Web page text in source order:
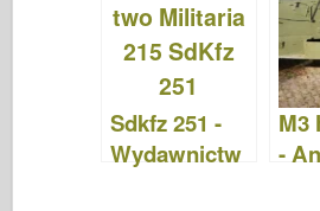
Sdkfz 251 -
Wydawnictw
M3
-